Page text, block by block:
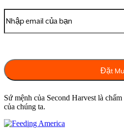
Sứ mệnh của Second Harvest là
của chúng ta.